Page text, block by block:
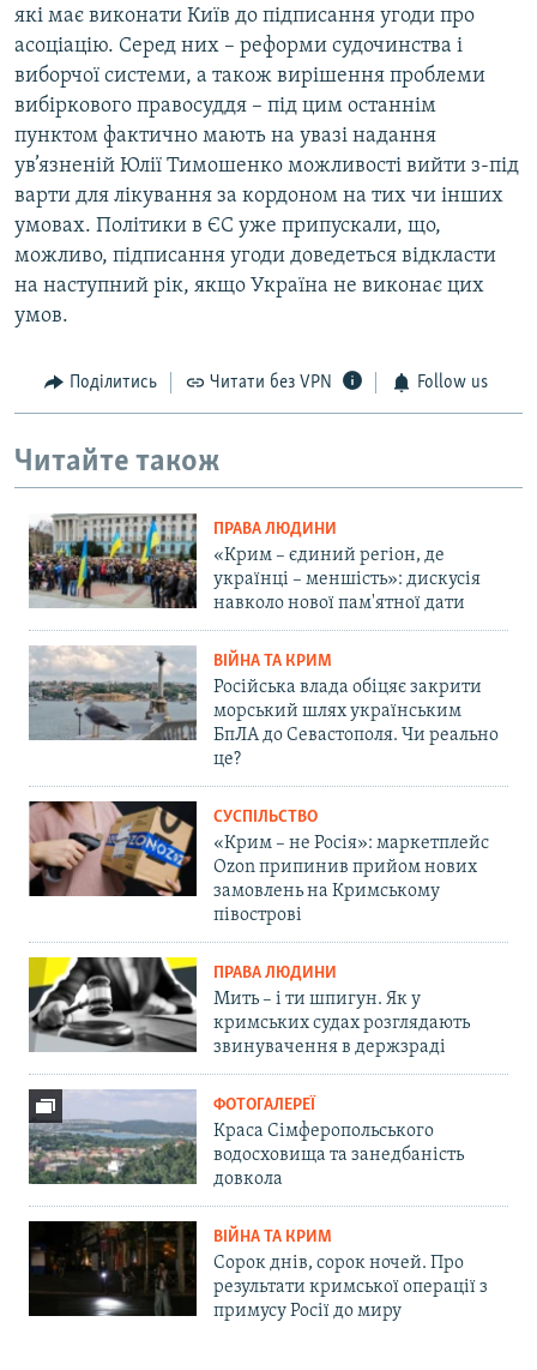
які має виконати Київ до підписання угоди про
асоціацію. Серед них – реформи судочинства і
виборчої системи, а також вирішення проблеми
вибіркового правосуддя – під цим останнім
пунктом фактично мають на увазі надання
ув’язненій Юлії Тимошенко можливості вийти з-під
варти для лікування за кордоном на тих чи інших
умовах. Політики в ЄС уже припускали, що,
можливо, підписання угоди доведеться відкласти
на наступний рік, якщо Україна не виконає цих
умов.
Поділитись Читати без VPN Follow us
Читайте також
ПРАВА ЛЮДИНИ
«Крим – єдиний регіон, де
українці – меншість»: дискусія
навколо нової пам'ятної дати
ВІЙНА ТА КРИМ
Російська влада обіцяє закрити
морський шлях українським
БпЛА до Севастополя. Чи реально
це?
СУСПІЛЬСТВО
«Крим – не Росія»: маркетплейс
Ozon припинив прийом нових
замовлень на Кримському
півострові
ПРАВА ЛЮДИНИ
Мить – і ти шпигун. Як у
кримських судах розглядають
звинувачення в держзраді
ФОТОГАЛЕРЕЇ
Краса Сімферопольського
водосховища та занедбаність
довкола
ВІЙНА ТА КРИМ
Сорок днів, сорок ночей. Про
результати кримської операції з
примусу Росії до миру